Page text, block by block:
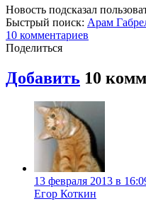
Новость подсказал
Быстрый поиск: Арам
10 комментариев
Поделиться
Добавить 10
13 февраля 2013 в
Егор Коткин